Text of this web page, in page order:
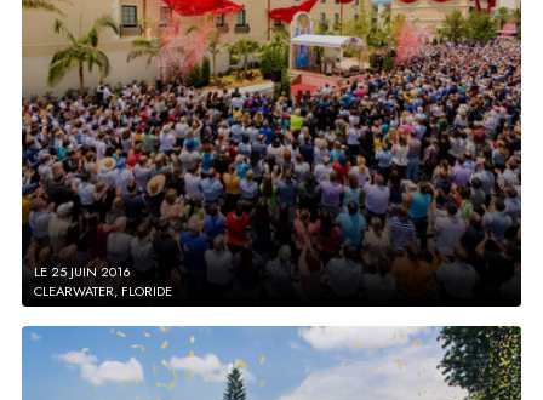
LE 25 JUIN 2016
CLEARWATER, FLORIDE